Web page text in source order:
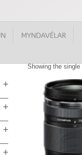
Showing the single